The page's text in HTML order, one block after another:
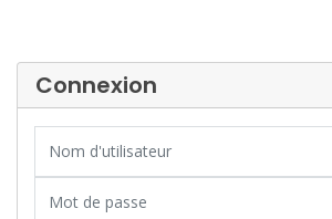
Connexion